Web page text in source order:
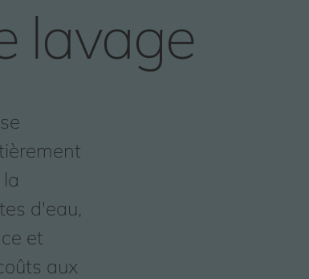
lavage
d'eau,
et
aux